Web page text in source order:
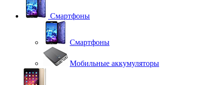
Смартфоны
Смартфоны
Мобильные аккумуляторы